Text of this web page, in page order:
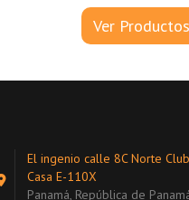
Ver Productos
El ingenio calle 8C Norte
Casa E-110X
Panamá, República de